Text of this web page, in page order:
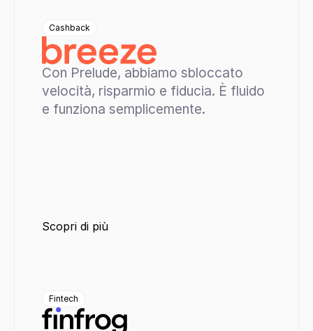
Cashback
Con Prelude, abbiamo sbloccato
velocità, risparmio e fiducia. È fluido
e funziona semplicemente.
Scopri di più
Fintech